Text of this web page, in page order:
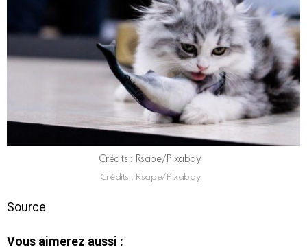
Crédits : Rsape/Pixabay
Crédits : Rsape/Pixabay
Source
Vous aimerez aussi :